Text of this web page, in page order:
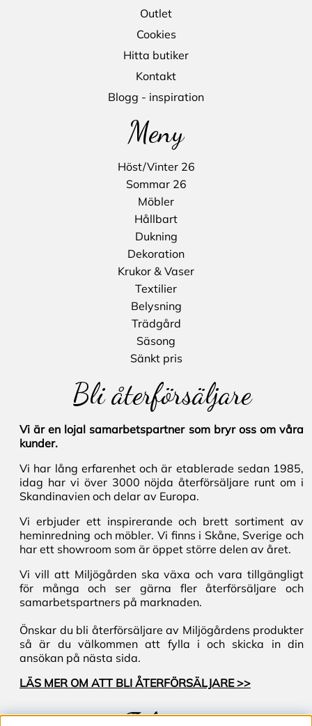
Outlet
Cookies
Hitta butiker
Kontakt
Blogg - inspiration
Meny
Höst/Vinter 26
Sommar 26
Möbler
Hållbart
Dukning
Dekoration
Krukor & Vaser
Textilier
Belysning
Trädgård
Säsong
Sänkt pris
Bli återförsäljare
Vi är en lojal samarbetspartner som bryr oss om våra
kunder.
Vi har lång erfarenhet och är etablerade sedan 1985,
idag har vi över 3000 nöjda återförsäljare runt om i
Skandinavien och delar av Europa.
Vi erbjuder ett inspirerande och brett sortiment av
heminredning och möbler. Vi finns i Skåne, Sverige och
har ett showroom som är öppet större delen av året.
Vi vill att Miljögården ska växa och vara tillgängligt
för många och ser gärna fler återförsäljare och
samarbetspartners på marknaden.
Önskar du bli återförsäljare av Miljögårdens produkter
så är du välkommen att fylla i och skicka in din
ansökan på nästa sida.
LÄS MER OM ATT BLI ÅTERFÖRSÄLJARE >>